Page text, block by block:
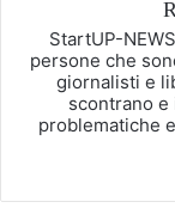
StartUP-
persone che
giornalisti e
scontrano
problematiche